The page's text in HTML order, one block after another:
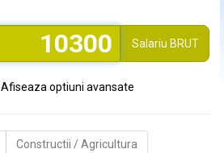
Salariu BRUT
Afiseaza optiuni avansate
Constructii / Agricultura